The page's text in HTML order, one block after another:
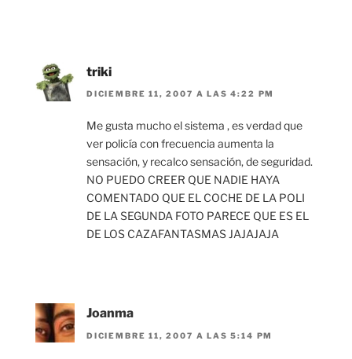
triki
DICIEMBRE 11, 2007 A LAS 4:22 PM
Me gusta mucho el sistema , es verdad que
ver policía con frecuencia aumenta la
sensación, y recalco sensación, de seguridad.
NO PUEDO CREER QUE NADIE HAYA
COMENTADO QUE EL COCHE DE LA POLI
DE LA SEGUNDA FOTO PARECE QUE ES EL
DE LOS CAZAFANTASMAS JAJAJAJA
Joanma
DICIEMBRE 11, 2007 A LAS 5:14 PM